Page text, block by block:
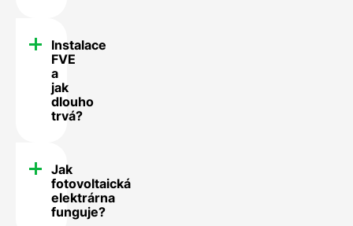
Instalace
FVE
a
jak
dlouho
trvá?
Jak
fotovoltaická
elektrárna
funguje?